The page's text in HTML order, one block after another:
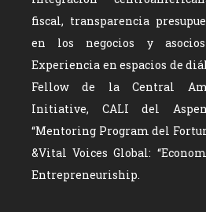
fiscal, transparencia
en los negocios y
Experiencia en espacios de
Fellow de la Central
Initiative, CALI del
“Mentoring Program del
&Vital Voices Global:
Entrepreneuriship.